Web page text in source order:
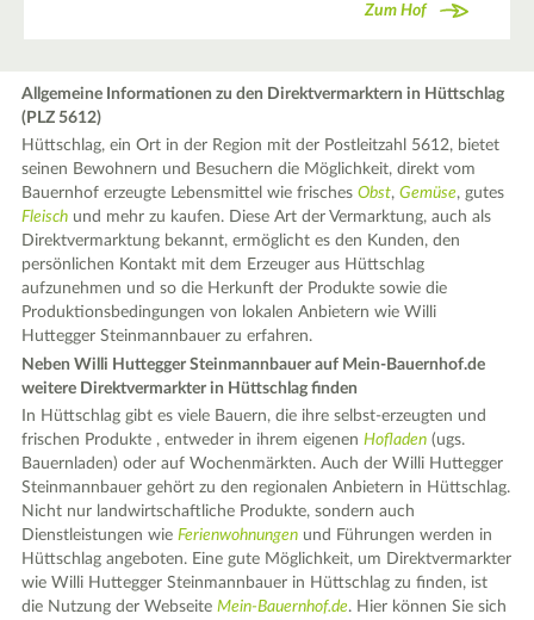
Zum Hof
Allgemeine Informationen zu den Direktvermarktern in Hüttschlag
(PLZ 5612)
Hüttschlag, ein Ort in der Region mit der Postleitzahl 5612, bietet
seinen Bewohnern und Besuchern die Möglichkeit, direkt vom
Bauernhof erzeugte Lebensmittel wie frischesObst,Gemüse, gutes
Fleisch und mehr zu kaufen. Diese Art der Vermarktung, auch als
Direktvermarktung bekannt, ermöglicht es den Kunden, den
persönlichen Kontakt mit dem Erzeuger aus Hüttschlag
aufzunehmen und so die Herkunft der Produkte sowie die
Produktionsbedingungen von lokalen Anbietern wie Willi
Huttegger Steinmannbauer zu erfahren.
Neben Willi Huttegger Steinmannbauer auf Mein-Bauernhof.de
weitere Direktvermarkter in Hüttschlag finden
In Hüttschlag gibt es viele Bauern, die ihre selbst-erzeugten und
frischen Produkte , entweder in ihrem eigenenHofladen (ugs.
Bauernladen) oder auf Wochenmärkten. Auch der Willi Huttegger
Steinmannbauer gehört zu den regionalen Anbietern in Hüttschlag.
Nicht nur landwirtschaftliche Produkte, sondern auch
Dienstleistungen wieFerienwohnungen und Führungen werden in
Hüttschlag angeboten. Eine gute Möglichkeit, um Direktvermarkter
wie Willi Huttegger Steinmannbauer in Hüttschlag zu finden, ist
die Nutzung der WebseiteMein-Bauernhof.de. Hier können Sie sich